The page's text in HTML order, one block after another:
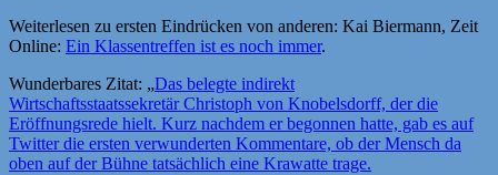
Weiterlesen zu ersten Eindrücken von anderen: Kai Biermann, Zeit
Online: Ein Klassentreffen ist es noch immer.
Wunderbares Zitat: „Das belegte indirekt
Wirtschaftsstaatssekretär Christoph von Knobelsdorff, der die
Eröffnungsrede hielt. Kurz nachdem er begonnen hatte, gab es auf
Twitter die ersten verwunderten Kommentare, ob der Mensch da
oben auf der Bühne tatsächlich eine Krawatte trage.